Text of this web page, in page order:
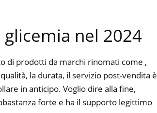
nel 2024
di prodotti da marchi rinomati come ,
la durata, il servizio post-vendita è
in anticipo. Voglio dire alla fine,
forte e ha il supporto legittimo